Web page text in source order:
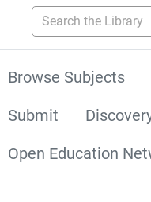
Search the Library
Browse Subjects
Submit
Open Education